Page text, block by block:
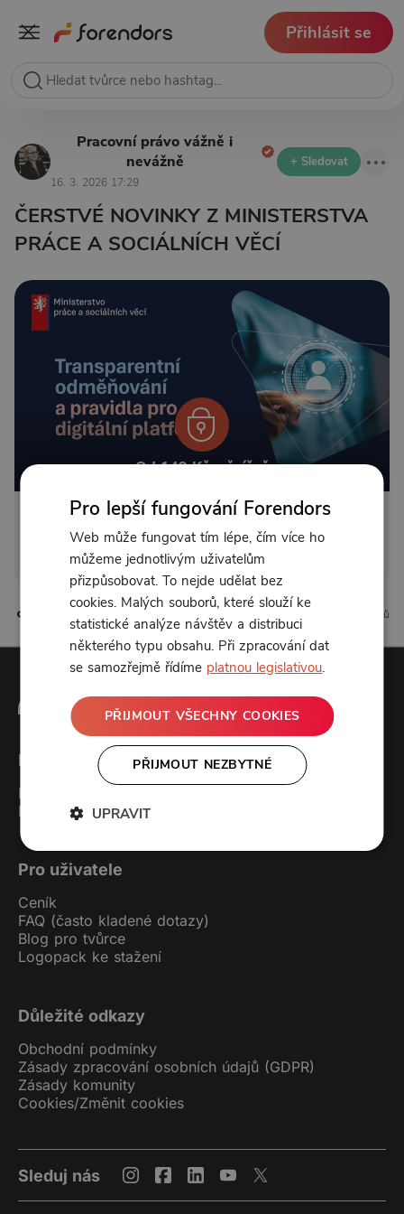
Přihlásit se
Pracovní právo vážně i
nevážně
16. 3. 2026 17:29
+ Sledovat
ČERSTVÉ NOVINKY Z MINISTERSTVA
PRÁCE A SOCIÁLNÍCH VĚCÍ
Od 149 Kč měsíčně
nebo sepřihlaste
0 komentářů
Forendors
Kontakt
Podcast studio
Pro uživatele
Ceník
FAQ (často kladené dotazy)
Blog pro tvůrce
Logopack ke stažení
Důležité odkazy
Obchodní podmínky
Zásady zpracování osobních údajů (GDPR)
Zásady komunity
Cookies/Změnit cookies
Sleduj nás
Pro lepší fungování Forendors
Web může fungovat tím lépe, čím více ho
můžeme jednotlivým uživatelům
přizpůsobovat. To nejde udělat bez
cookies. Malých souborů, které slouží ke
statistické analýze návštěv a distribuci
některého typu obsahu. Při zpracování dat
se samozřejmě řídíme platnou legislativou.
PŘIJMOUT VŠECHNY COOKIES
PŘIJMOUT NEZBYTNÉ
UPRAVIT